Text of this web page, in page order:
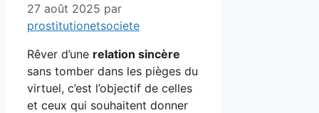
27 août 2025 par
prostitutionetsociete
Rêver d’une relation sincère
sans tomber dans les pièges du
virtuel, c’est l’objectif de celles
et ceux qui souhaitent donner